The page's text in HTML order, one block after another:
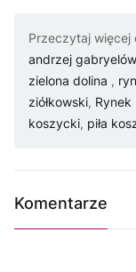
Przeczytaj więcej
andrzej gabryelów
zielona dolina ,
ziółkowski,
koszycki, piła
Komentarze